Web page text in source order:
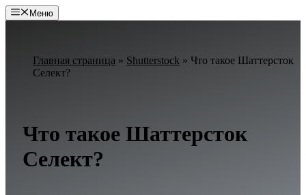
Перейти
к
Меню
Главная страница » Shutterstock » Что такое Шаттерсток
Селект?
Что такое Шаттерсток
Селект?